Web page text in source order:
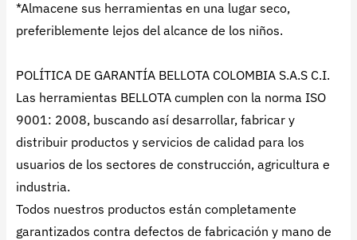
*Almacene sus herramientas en una lugar seco,
preferiblemente lejos del alcance de los niños.
POLÍTICA DE GARANTÍA BELLOTA COLOMBIA S.A.S C.I.
Las herramientas BELLOTA cumplen con la norma ISO
9001: 2008, buscando así desarrollar, fabricar y
distribuir productos y servicios de calidad para los
usuarios de los sectores de construcción, agricultura e
industria.
Todos nuestros productos están completamente
garantizados contra defectos de fabricación y mano de